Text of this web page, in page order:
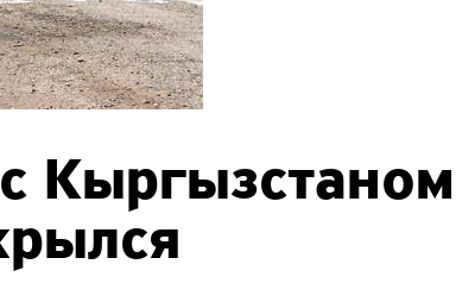
Кыргызстаном